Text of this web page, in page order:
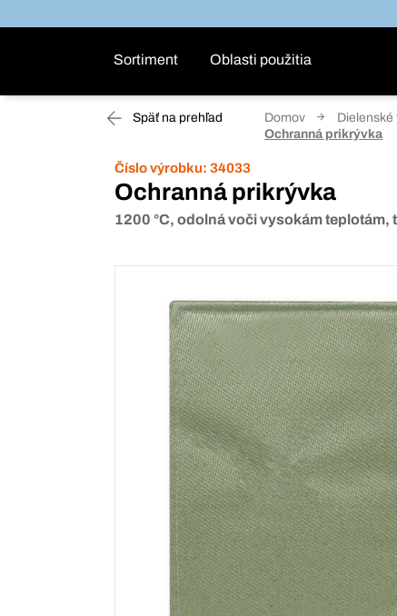
Sortiment Oblasti použitia
Späť na prehľad Domov Dielenské
Ochranná prikrývka
Číslo výrobku: 34033
Ochranná prikrývka
1200 °C, odolná voči vysokám teplotám,